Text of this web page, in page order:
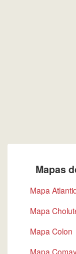
Mapas
Mapa
Mapa
Mapa Colon
Mapa